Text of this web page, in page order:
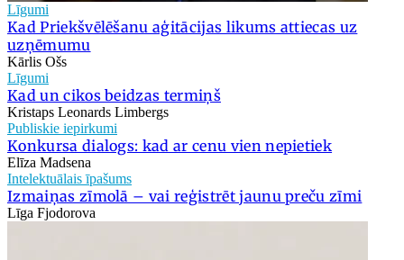
Līgumi
Kad Priekšvēlēšanu aģitācijas likums attiecas uz
uzņēmumu
Kārlis Ošs
Līgumi
Kad un cikos beidzas termiņš
Kristaps Leonards Limbergs
Publiskie iepirkumi
Konkursa dialogs: kad ar cenu vien nepietiek
Elīza Madsena
Intelektuālais īpašums
Izmaiņas zīmolā – vai reģistrēt jaunu preču zīmi
Līga Fjodorova